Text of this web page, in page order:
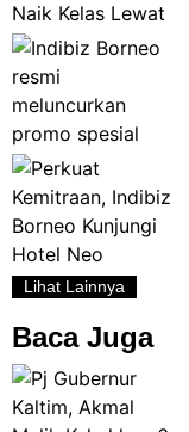
Lihat Lainnya
Baca Juga